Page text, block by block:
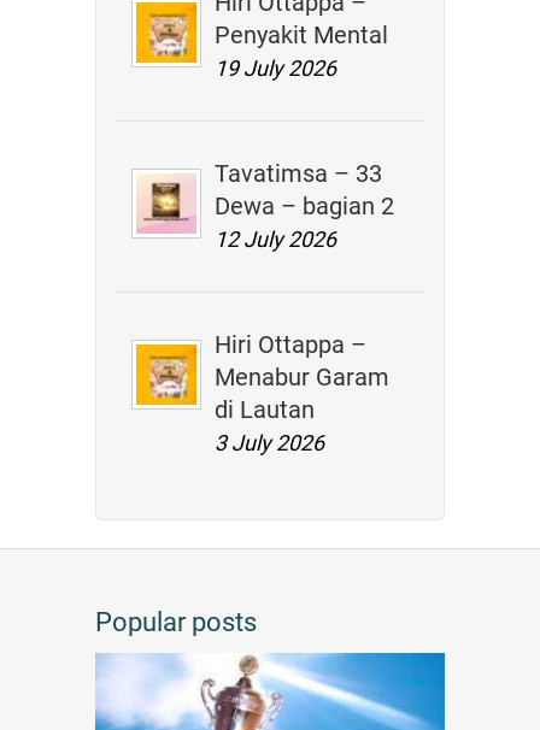
Penyakit Mental
19 July 2026
Tavatimsa – 33
Dewa – bagian 2
12 July 2026
Hiri Ottappa –
Menabur Garam
di Lautan
3 July 2026
Popular posts